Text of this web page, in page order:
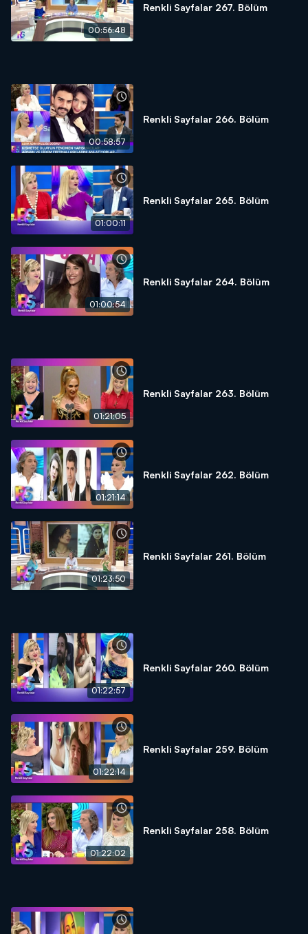
00:56:48
Renkli Sayfalar 267. Bölüm
00:58:57
Renkli Sayfalar 266. Bölüm
01:00:11
Renkli Sayfalar 265. Bölüm
01:00:54
Renkli Sayfalar 264. Bölüm
01:21:05
Renkli Sayfalar 263. Bölüm
01:21:14
Renkli Sayfalar 262. Bölüm
01:23:50
Renkli Sayfalar 261. Bölüm
01:22:57
Renkli Sayfalar 260. Bölüm
01:22:14
Renkli Sayfalar 259. Bölüm
01:22:02
Renkli Sayfalar 258. Bölüm